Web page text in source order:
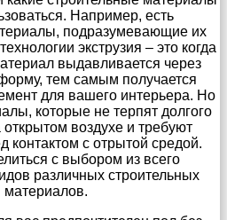
Например, есть
подразумевающие их
экструзия – это когда
выдавливается через
тем самым получается
для вашего интерьера. Но
которые не терпят долгого
воздухе и требуют
контактом с отрытой средой.
с выбором из всего
различных строительных
материалов.